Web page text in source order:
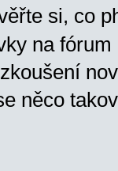
si, co
na
něco